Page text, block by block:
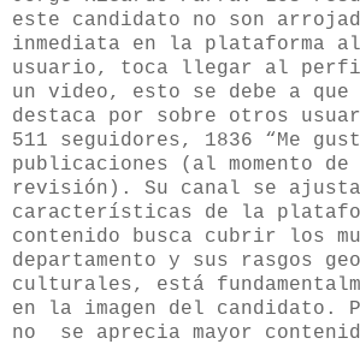
este candidato no son
inmediata en la plataforma
usuario, toca llegar al
un video, esto se debe a que
destaca por sobre otros
511 seguidores, 1836 “Me
publicaciones (al momento
revisión). Su canal se
características de la
contenido busca cubrir los
departamento y sus rasgos
culturales, está
en la imagen del candidato.
no se aprecia mayor